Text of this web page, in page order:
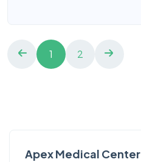
1 2
Apex Medical Center